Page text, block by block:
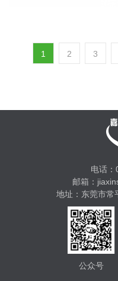
1 2 3
电话
邮箱：
地址：东莞市常
公众号